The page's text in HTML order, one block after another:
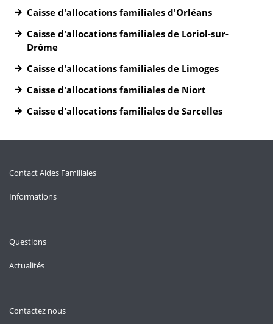
Caisse d'allocations familiales d'Orléans
Caisse d'allocations familiales de Loriol-sur-
Drôme
Caisse d'allocations familiales de Limoges
Caisse d'allocations familiales de Niort
Caisse d'allocations familiales de Sarcelles
Contact Aides Familiales
Informations
Questions
Actualités
Contactez nous